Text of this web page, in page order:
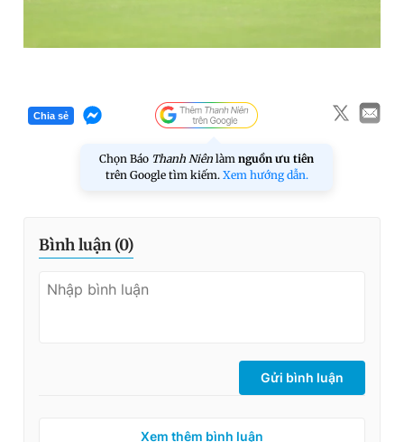
Chia sẻ
Chọn Báo Thanh Niên làm nguồn ưu tiên
trên Google tìm kiếm. Xem hướng dẫn.
Bình luận (0)
Gửi bình luận
Xem thêm bình luận